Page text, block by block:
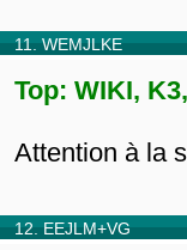
11. WEMJLKE
Top: WIKI,
Attention à la
12. EEJLM+VG